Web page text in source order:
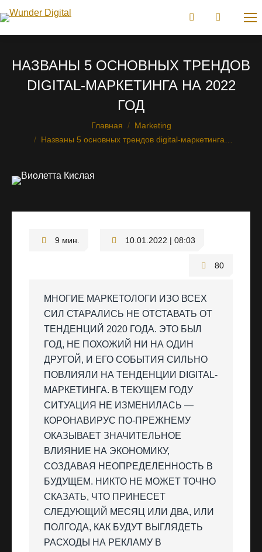
НАЗВАНЫ 5 ОСНОВНЫХ ТРЕНДОВ
DIGITAL-МАРКЕТИНГА НА 2022
ГОД
Главная
Marketing
Названы 5 основных трендов digital-маркетинга…
10.01.2022 | 08:03
80
МНОГИЕ МАРКЕТОЛОГИ ИЗО ВСЕХ
СИЛ СТАРАЛИСЬ НЕ ОТСТАВАТЬ ОТ
ТЕНДЕНЦИЙ 2020 ГОДА. ЭТО БЫЛ
ГОД, НЕ ПОХОЖИЙ НИ НА ОДИН
ДРУГОЙ, И ЕГО СОБЫТИЯ СИЛЬНО
ПОВЛИЯЛИ НА ТЕНДЕНЦИИ DIGITAL-
МАРКЕТИНГА. В ТЕКУЩЕМ ГОДУ
СИТУАЦИЯ НЕ ИЗМЕНИЛАСЬ —
КОРОНАВИРУС ПО-ПРЕЖНЕМУ
ОКАЗЫВАЕТ ЗНАЧИТЕЛЬНОЕ
ВЛИЯНИЕ НА ЭКОНОМИКУ,
СОЗДАВАЯ НЕОПРЕДЕЛЕННОСТЬ В
БУДУЩЕМ. НИКТО НЕ МОЖЕТ ТОЧНО
СКАЗАТЬ, ЧТО ПРИНЕСЕТ
СЛЕДУЮЩИЙ МЕСЯЦ ИЛИ ДВА, ИЛИ
ПОЛГОДА, КАК БУДУТ ВЫГЛЯДЕТЬ
РАСХОДЫ НА РЕКЛАМУ В